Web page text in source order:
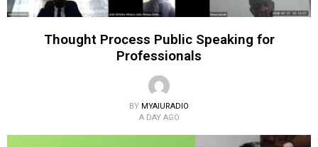
Thought Process Public Speaking for
Professionals
BY MYAIURADIO
A DAY AGO